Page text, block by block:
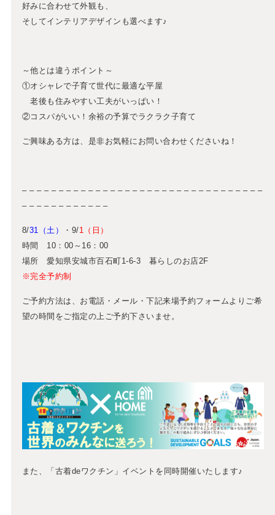
好みに合わせて外観も、
そしてインテリアデザインも選べます♪
～他とは違うポイント～
①オシャレで子育て世代に最適な平屋
老後も住みやすい工夫がいっぱい！
②コスパがいい！余裕の予算でラクラク子育て
ご興味ある方は、是非お気軽にお問い合わせくださいね！
– – – – – – – – – – – – – – – – – – – – – – – – – – – – – – – – –
– – – – – – – – – – – –
8/31（土） ・9/1（日）
時間 10：00～16：00
場所 愛知県安城市百石町1-6-3 暮らしのお店2F
※完全予約制
ご予約方法は、お電話・メール・下記来場予約フォームよりご希
望の時間をご指定の上ご予約下さいませ。
また、「古着deワクチン」イベントを同時開催いたします♪